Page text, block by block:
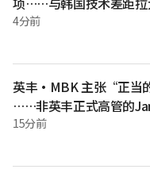
胜利。即将加盟中信兄
被击出2支安打、三振3
第6局开始，后援投手
工进行的第二场比赛中
支安打，但仅得1分，日
次海外集训中，部分海外
曾在6月被波士顿红袜队
(27岁)也在当天第7局
4分前
英丰·MBK 主张“正当
……非英丰正式高管的
EO)“受瞩目”
15分前